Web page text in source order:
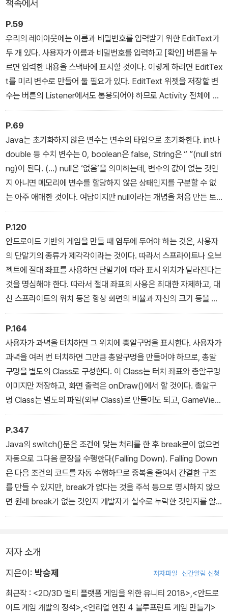
책속에서
P.59
우리의 레이아웃에는 이름과 비밀번호를 입력받기 위한 EditText가
두 개 있다. 사용자가 이름과 비밀번호를 입력하고 [확인] 버튼을 누
르면 입력한 내용을 스낵바에 표시할 것이다. 이렇게 하려면 EditTex
t를 미리 변수로 만들어 둘 필요가 있다. EditText 위젯을 저장할 변
수는 버튼의 Listener에서도 통용되어야 하므로 Activity 전체에 통
용되는 전역 변수로 작성한다. 전역 변수는 함수보다 먼저 선언해야
하므로 Activity의 첫 부분에 다음의 내용을 입력한다.
P.69
Java는 초기화하지 않은 변수는 변수의 타입으로 초기화한다. int나
double 등 수치 변수는 0, boolean은 false, String은 “ ”(null stri
ng)이 된다. (...) null은 ‘없음’을 의미하는데, 변수의 값이 없는 것인
지 아니면 메모리에 변수를 할당하지 않은 상태인지를 구분할 수 없
는 아주 애매한 것이다. 여담이지만 null이라는 개념을 처음 만든 토
니 호어(Tony Hoare, Quick Sort를 발명한 사람)가 ‘10억(billio
n) 달러짜리 실수였다’라고 회고한 적 있다. null을 사용하는 프로그
래밍 언어(Java 포함)에서 null과 관련된 버그가 엄청나게 많기 때문
이다.
P.120
안드로이드 기반의 게임을 만들 때 염두에 두어야 하는 것은, 사용자
의 단말기의 종류가 제각각이라는 것이다. 따라서 스프라이트나 오브
젝트에 절대 좌표를 사용하면 단말기에 따라 표시 위치가 달라진다는
것을 명심해야 한다. 따라서 절대 좌표의 사용은 최대한 자제하고, 대
신 스프라이트의 위치 등은 항상 화면의 비율과 자신의 크기 등을 기
준으로 처리하는 것이 원칙이다.
P.164
사용자가 과녁을 터치하면 그 위치에 총알구멍을 표시한다. 사용자가
과녁을 여러 번 터치하면 그만큼 총알구멍을 만들어야 하므로, 총알
구멍을 별도의 Class로 구성한다. 이 Class는 터치 좌표와 총알구멍
이미지만 저장하고, 화면 출력은 onDraw()에서 할 것이다. 총알구
멍 Class는 별도의 파일(외부 Class)로 만들어도 되고, GameView
에 포함된 Inner Class로 만들어도 된다.
P.347
Java의 switch()문은 조건에 맞는 처리를 한 후 break문이 없으면
자동으로 그다음 문장을 수행한다(Falling Down). Falling Down
은 다음 조건의 코드를 자동 수행하므로 중복을 줄여서 간결한 구조
를 만들 수 있지만, break가 없다는 것을 주석 등으로 명시하지 않으
면 원래 break가 없는 것인지 개발자가 실수로 누락한 것인지를 알
수가 없다. 그러므로 break가 없는 경우에는 그 이유를 주석으로 명
저자 소개
지은이: 박승제 저자파일 신간알림 신청
최근작 : <2D/3D 멀티 플랫폼 게임을 위한 유니티 2018>,<안드로
이드 게임 개발의 정석>,<언리얼 엔진 4 블루프린트 게임 만들기>